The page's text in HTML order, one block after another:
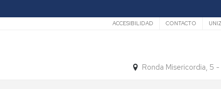
Secundario
ACCESIBILIDAD CONTACTO
Ronda Misericordia, 5